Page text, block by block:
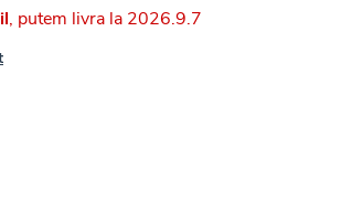
2026.9.7